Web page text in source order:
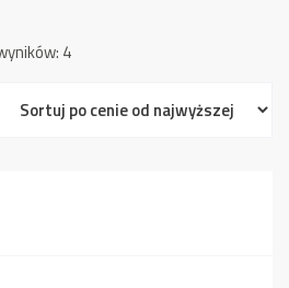
4Posortowane
ceny: